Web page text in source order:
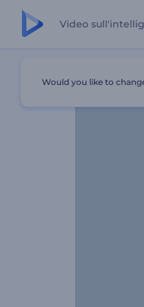
Video
Would you like to